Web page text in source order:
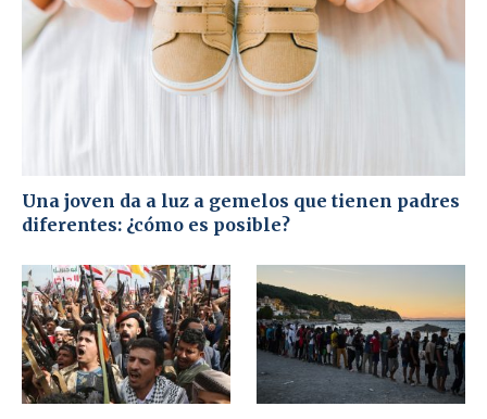
Una joven da a luz a gemelos que tienen padres
diferentes: ¿cómo es posible?